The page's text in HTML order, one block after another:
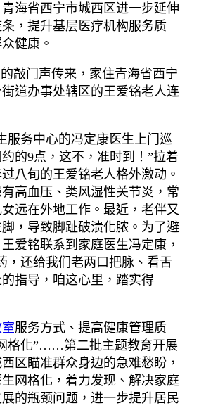
海省西宁市城西区进一步延伸
，提升基层医疗机构服务质
健康。
敲门声传来，家住青海省西宁
道办事处辖区的王爱铭老人连
服务中心的冯定康医生上门巡
的9点，这不，准时到！”拉着
八旬的王爱铭老人格外激动。
高血压、类风湿性关节炎，常
远在外地工作。最近，老伴又
，导致脚趾破溃化脓。为了避
爱铭联系到家庭医生冯定康，
，还给我们老两口把脉、看舌
指导，咱这心里，踏实得
服务方式、提高健康管理质
格化”……第二批主题教育开展
区瞄准群众身边的急难愁盼，
网格化，着力发现、解决家庭
的瓶颈问题，进一步提升居民